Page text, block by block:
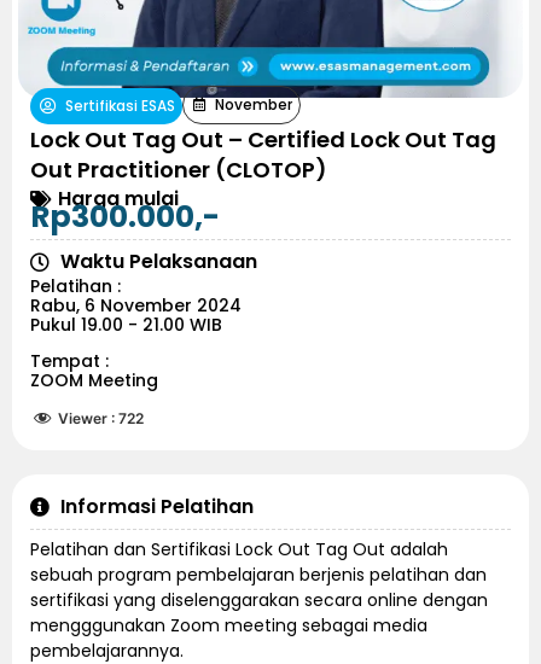
Sertifikasi ESAS November
Lock Out Tag Out – Certified Lock Out Tag
Out Practitioner (CLOTOP)
Harga mulai
Rp300.000,-
Waktu Pelaksanaan
Pelatihan :
Rabu, 6 November 2024
Pukul 19.00 - 21.00 WIB
Tempat :
ZOOM Meeting
Viewer : 722
Informasi Pelatihan
Pelatihan dan Sertifikasi Lock Out Tag Out adalah
sebuah program pembelajaran berjenis pelatihan dan
sertifikasi yang diselenggarakan secara online dengan
mengggunakan Zoom meeting sebagai media
pembelajarannya.